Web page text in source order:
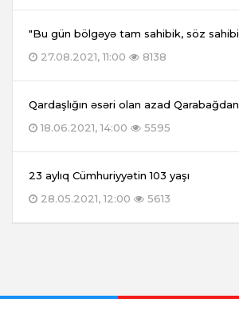
"Bu gün bölgəyə tam sahibik, söz
27.08.2021, 11:00
8138
Qardaşlığın əsəri olan azad
18.06.2021, 14:00
5595
23 aylıq Cümhuriyyətin 103 yaşı
28.05.2021, 12:00
5613